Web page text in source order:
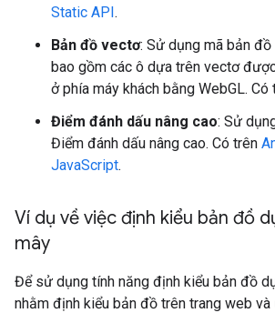
Static API.
Bản đồ vectơ: Sử dụng mã bản
bao gồm các ô dựa trên vectơ
ở phía máy khách bằng WebGL. Có
Điểm đánh dấu nâng cao: Sử
Điểm đánh dấu nâng cao. Có trên
JavaScript.
Ví dụ về việc định kiểu bản đồ
mây
Để sử dụng tính năng định kiểu bản đồ
nhằm định kiểu bản đồ trên trang web